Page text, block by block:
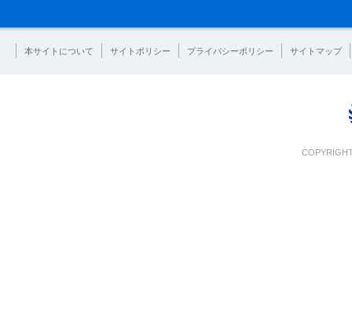
本サイトについて サイトポリシー プライバシーポリシー サイトマップ